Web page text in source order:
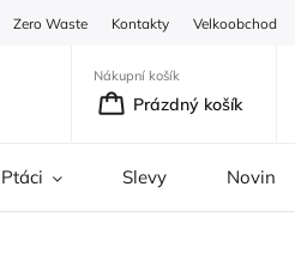
Zero Waste Kontakty Velkoobchod
Nákupní košík
Prázdný košík
Ptáci Slevy Novinky